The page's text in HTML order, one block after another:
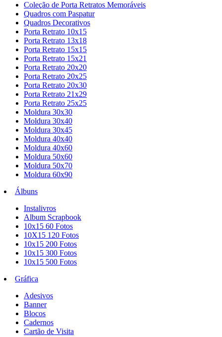
Coleção de Porta Retratos Memoráveis
Quadros com Paspatur
Quadros Decorativos
Porta Retrato 10x15
Porta Retrato 13x18
Porta Retrato 15x15
Porta Retrato 15x21
Porta Retrato 20x20
Porta Retrato 20x25
Porta Retrato 20x30
Porta Retrato 21x29
Porta Retrato 25x25
Moldura 30x30
Moldura 30x40
Moldura 30x45
Moldura 40x40
Moldura 40x60
Moldura 50x60
Moldura 50x70
Moldura 60x90
Álbuns
Instalivros
Album Scrapbook
10x15 60 Fotos
10X15 120 Fotos
10x15 200 Fotos
10x15 300 Fotos
10x15 500 Fotos
Gráfica
Adesivos
Banner
Blocos
Cadernos
Cartão de Visita